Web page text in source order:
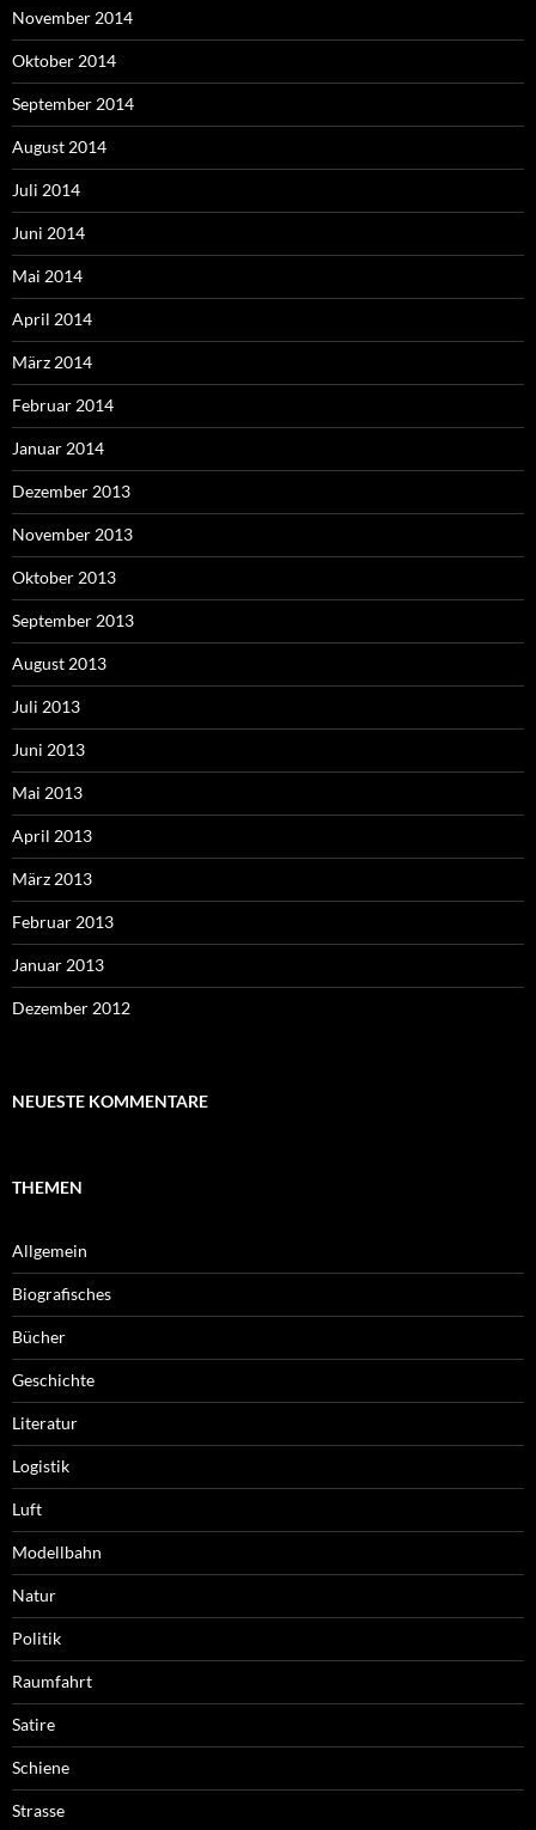
November 2014
Oktober 2014
September 2014
August 2014
Juli 2014
Juni 2014
Mai 2014
April 2014
März 2014
Februar 2014
Januar 2014
Dezember 2013
November 2013
Oktober 2013
September 2013
August 2013
Juli 2013
Juni 2013
Mai 2013
April 2013
März 2013
Februar 2013
Januar 2013
Dezember 2012
NEUESTE KOMMENTARE
THEMEN
Allgemein
Biografisches
Bücher
Geschichte
Literatur
Logistik
Luft
Modellbahn
Natur
Politik
Raumfahrt
Satire
Schiene
Strasse